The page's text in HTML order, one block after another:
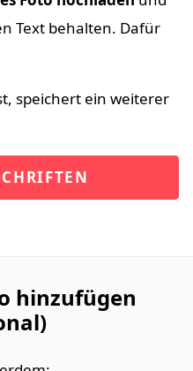
Text behalten. Dafür
speichert ein weiterer
hinzufügen